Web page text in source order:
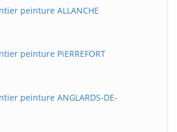
peinture ALLANCHE
peinture PiERREFORT
peinture ANGLARDS-DE-